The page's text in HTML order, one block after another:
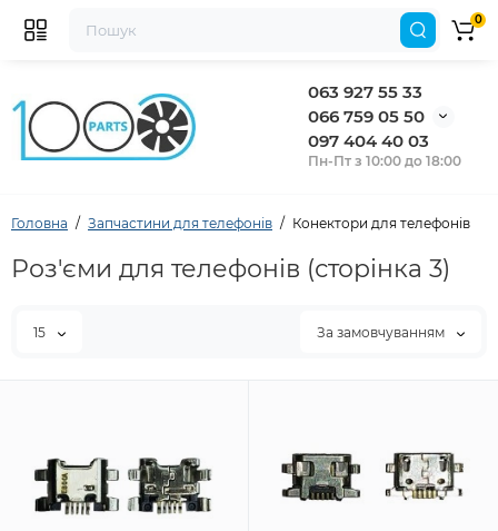
063 927 55 33
066 759 05 50
097 404 40 03
Пн-Пт з 10:00 до 18:00
0
Головна Запчастини для телефонів Конектори для телефонів
Роз'єми для телефонів (сторінка 3)
15 За замовчуванням